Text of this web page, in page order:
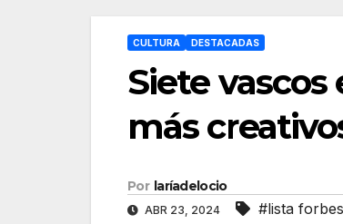
CULTURA DESTACADAS
Siete vascos
más
Por laríadelocio
ABR 23, 2024 #lista forbes